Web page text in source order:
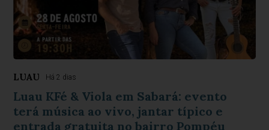
LUAU Há 2 dias
Luau KFé & Viola em Sabará: evento
terá música ao vivo, jantar típico e
entrada gratuita no bairro Pompéu